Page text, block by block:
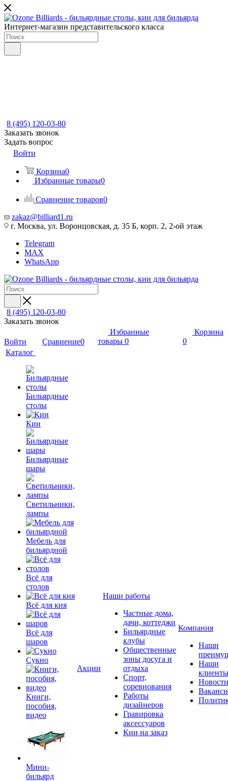
Интернет-магазин представительского класса
8 (495) 120-03-80
Заказать звонок
Задать вопрос
Войти
Корзина0
Избранные товары0
Сравнение товаров0
zakaz@billiard1.ru
г. Москва, ул. Воронцовская, д. 35 Б, корп. 2, 2-ой этаж
Telegram
MAX
WhatsApp
8 (495) 120-03-80
Заказать звонок
Войти Сравнение0
Избранные
товары 0
Корзина
0
Каталог
Бильярдные
столы
Кии
Бильярдные
шары
Светильники,
лампы
Мебель для
бильярдной
Всё для
столов
Всё для кия
Всё для
шаров
Сукно
Книги,
пособия,
видео
Мини-
бильярд
Акции
Наши работы
Частные дома,
дачи, коттеджи
Бильярдные
клубы
Общественные
зоны досуга и
отдыха
Спорт,
соревнования
Работы
дизайнеров
Гравировка
аксессуаров
Кии на заказ
Компания
Наши
Наши
клиенты
Новости